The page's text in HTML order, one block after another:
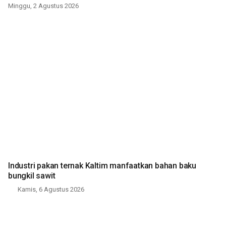
Minggu, 2 Agustus 2026
Industri pakan ternak Kaltim manfaatkan bahan baku
bungkil sawit
Kamis, 6 Agustus 2026